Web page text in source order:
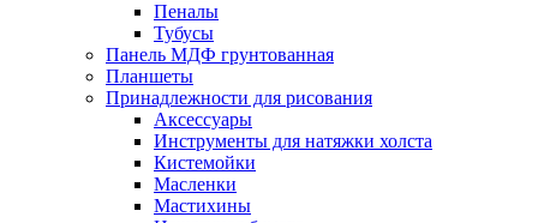
Пеналы
Тубусы
Панель МДФ грунтованная
Планшеты
Принадлежности для рисования
Аксессуары
Инструменты для натяжки холста
Кистемойки
Масленки
Мастихины